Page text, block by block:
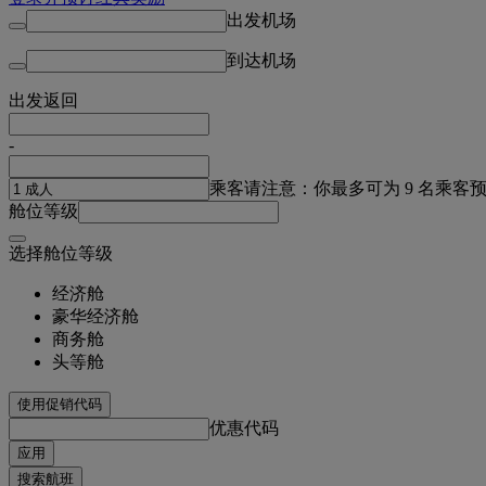
出发机场
到达机场
出发返回
-
乘客请注意：你最多可为 9 名乘客
舱位等级
选择舱位等级
经济舱
豪华经济舱
商务舱
头等舱
使用促销代码
优惠代码
应用
搜索航班